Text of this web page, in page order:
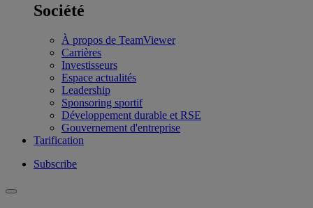
Société
À propos de TeamViewer
Carrières
Investisseurs
Espace actualités
Leadership
Sponsoring sportif
Développement durable et RSE
Gouvernement d'entreprise
Tarification
Subscribe